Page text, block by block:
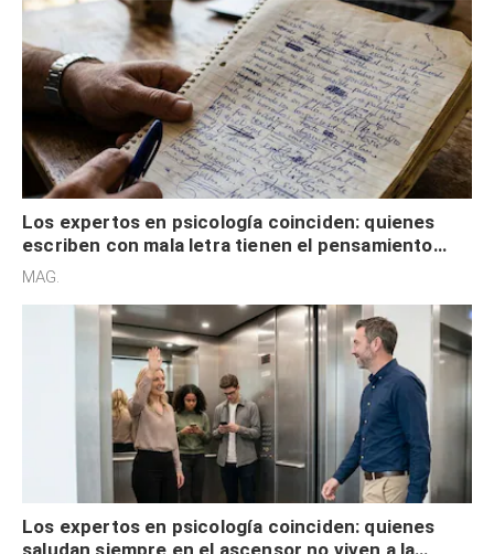
Los expertos en psicología coinciden: quienes
escriben con mala letra tienen el pensamiento
acelerado y no lo hacen por desinterés
MAG.
Los expertos en psicología coinciden: quienes